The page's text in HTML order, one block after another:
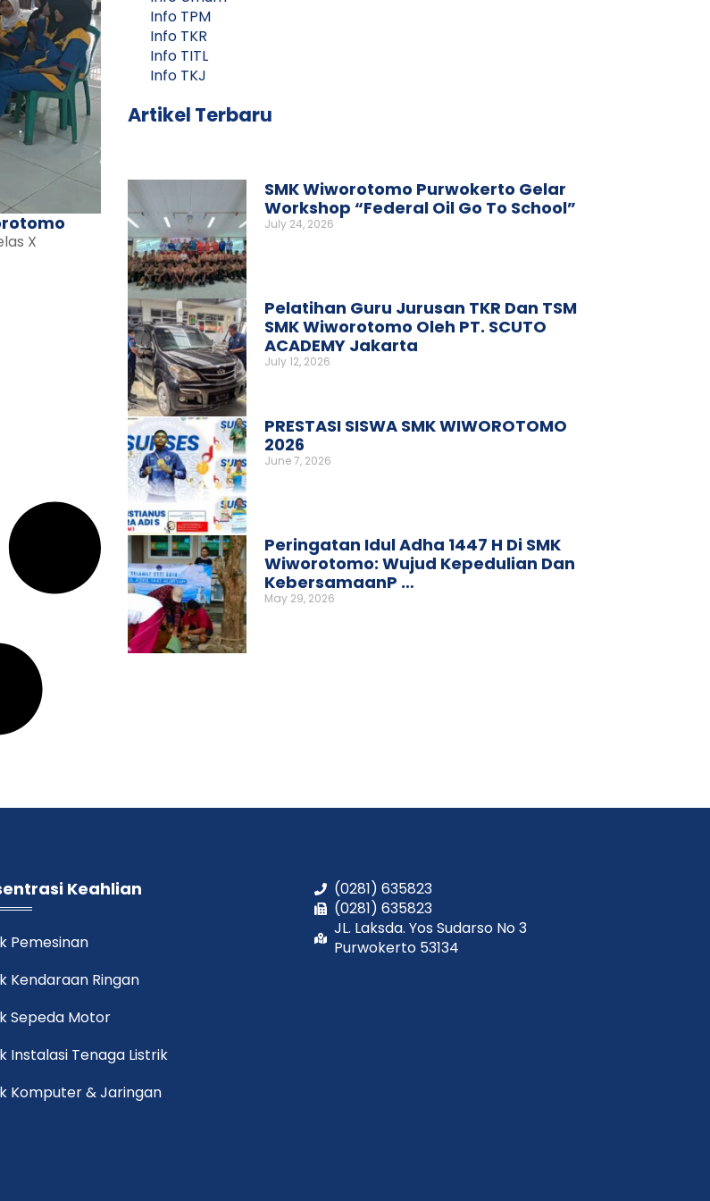
X
Info TPM
Info TKR
Info TITL
Info TKJ
Artikel Terbaru
SMK Wiworotomo Purwokerto Gelar
Workshop “Federal Oil Go To School”
July 24, 2026
Pelatihan Guru Jurusan TKR Dan TSM
SMK Wiworotomo Oleh PT. SCUTO
ACADEMY Jakarta
July 12, 2026
PRESTASI SISWA SMK WIWOROTOMO
2026
June 7, 2026
Peringatan Idul Adha 1447 H Di SMK
Wiworotomo: Wujud Kepedulian Dan
KebersamaanP …
May 29, 2026
Keahlian
Pemesinan
Kendaraan Ringan
Sepeda Motor
Instalasi Tenaga Listrik
Komputer & Jaringan
(0281) 635823
(0281) 635823
JL. Laksda. Yos Sudarso No 3
Purwokerto 53134